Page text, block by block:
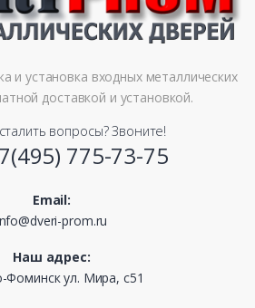
и установка входных металлических
доставкой и установкой.
вопросы? Звоните!
775-73-75
Email:
prom.ru
Наш адрес:
Фоминск ул. Мира, с51